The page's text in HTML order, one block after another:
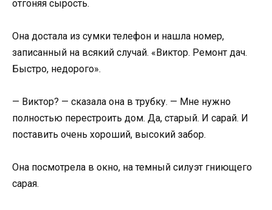
отгоняя сырость.
Она достала из сумки телефон и нашла номер,
записанный на всякий случай. «Виктор. Ремонт дач.
Быстро, недорого».
— Виктор? — сказала она в трубку. — Мне нужно
полностью перестроить дом. Да, старый. И сарай. И
поставить очень хороший, высокий забор.
Она посмотрела в окно, на темный силуэт гниющего
сарая.